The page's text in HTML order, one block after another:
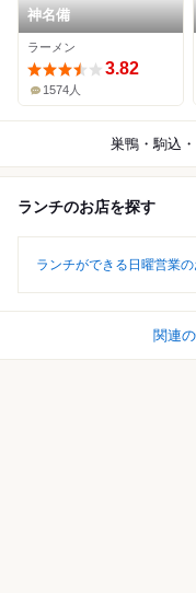
神名備
ラーメン
3.82
1574人
巣鴨・駒込
ランチのお店を探す
ランチができる日曜営業
関連